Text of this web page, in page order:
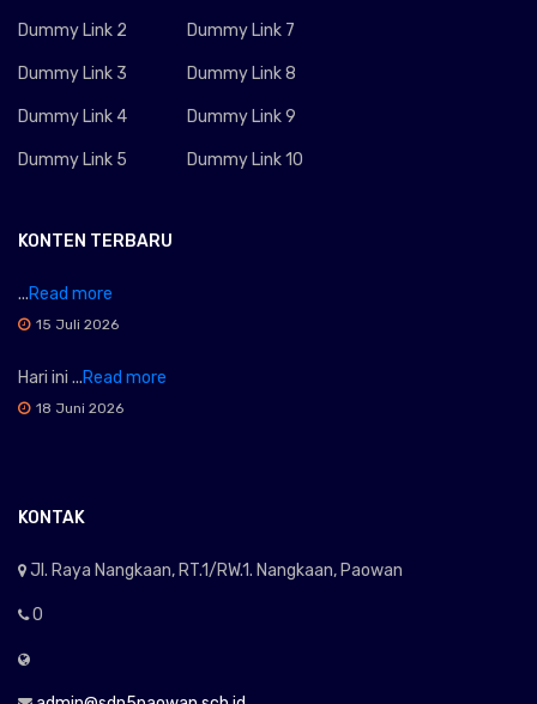
Dummy Link 2
Dummy Link 3
Dummy Link 4
Dummy Link 5
Dummy Link 7
Dummy Link 8
Dummy Link 9
Dummy Link 10
KONTEN TERBARU
...Read more
15 Juli 2026
Hari ini ...Read more
18 Juni 2026
KONTAK
Jl. Raya Nangkaan, RT.1/RW.1. Nangkaan, Paowan
0